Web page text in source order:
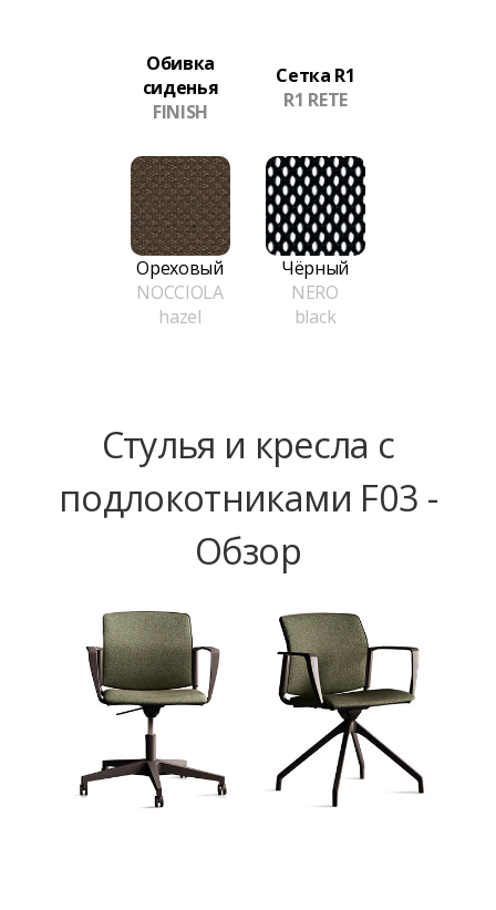
Обивка
сиденья
FINISH
Сетка R1
R1 RETE
Ореховый
NOCCIOLA
hazel
Чёрный
NERO
black
Стулья и кресла с
подлокотниками F03 -
Обзор